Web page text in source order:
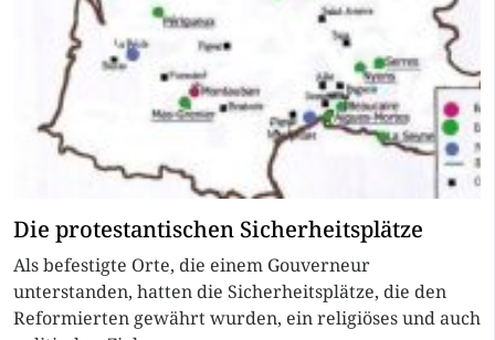
Die protestantischen Sicherheitsplätze
Als befestigte Orte, die einem Gouverneur
unterstanden, hatten die Sicherheitsplätze, die den
Reformierten gewährt wurden, ein religiöses und auch